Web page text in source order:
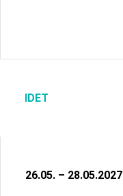
IDET
26.05. – 28.05.2027